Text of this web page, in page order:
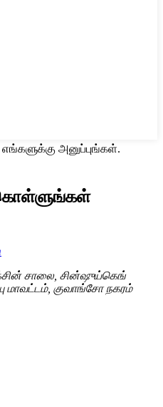
அனுப்புங்கள்.
சாலை, சின்ஷுய்கெங்
மாவட்டம், குவாங்சோ நகரம்